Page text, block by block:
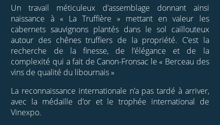
Un travail méticuleux d’assemblage donnant ainsi
naissance à « La Truffière » mettant en valeur les
cabernets sauvignons plantés dans le sol caillouteux
autour des chênes truffiers de la propriété. C’est la
recherche de la finesse, de l’élégance et de la
complexité qui a fait de Canon-Fronsac le « Berceau des
vins de qualité du libournais »
La reconnaissance internationale n’a pas tardé à arriver,
avec la médaille d’or et le trophée international de
Vinexpo.